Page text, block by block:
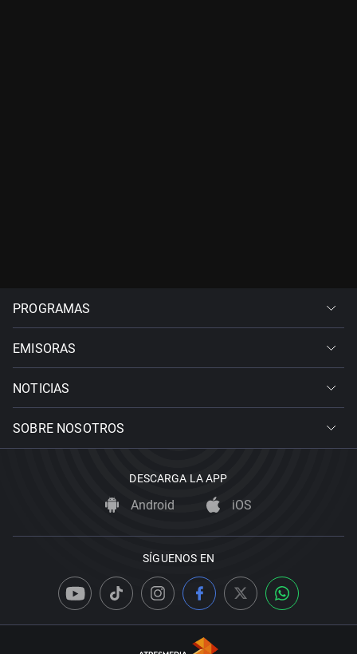
PROGRAMAS
EMISORAS
NOTICIAS
SOBRE NOSOTROS
DESCARGA LA APP
Android iOS
SÍGUENOS EN